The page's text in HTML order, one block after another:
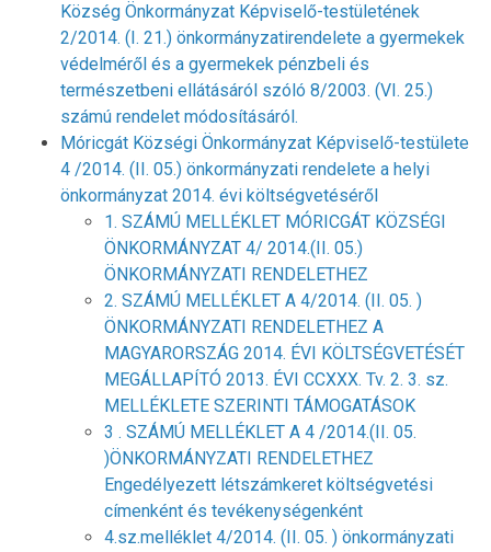
Község Önkormányzat Képviselő-testületének
2/2014. (I. 21.) önkormányzatirendelete a gyermekek
védelméről és a gyermekek pénzbeli és
természetbeni ellátásáról szóló 8/2003. (VI. 25.)
számú rendelet módosításáról.
Móricgát Községi Önkormányzat Képviselő-testülete
4 /2014. (II. 05.) önkormányzati rendelete a helyi
önkormányzat 2014. évi költségvetéséről
1. SZÁMÚ MELLÉKLET MÓRICGÁT KÖZSÉGI
ÖNKORMÁNYZAT 4/ 2014.(II. 05.)
ÖNKORMÁNYZATI RENDELETHEZ
2. SZÁMÚ MELLÉKLET A 4/2014. (II. 05. )
ÖNKORMÁNYZATI RENDELETHEZ A
MAGYARORSZÁG 2014. ÉVI KÖLTSÉGVETÉSÉT
MEGÁLLAPÍTÓ 2013. ÉVI CCXXX. Tv. 2. 3. sz.
MELLÉKLETE SZERINTI TÁMOGATÁSOK
3 . SZÁMÚ MELLÉKLET A 4 /2014.(II. 05.
)ÖNKORMÁNYZATI RENDELETHEZ
Engedélyezett létszámkeret költségvetési
címenként és tevékenységenként
4.sz.melléklet 4/2014. (II. 05. ) önkormányzati